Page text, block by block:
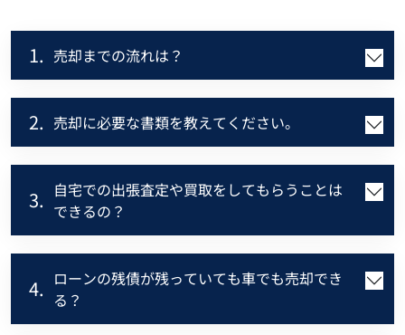
1. 売却までの流れは？
2. 売却に必要な書類を教えてください。
3. 自宅での出張査定や買取をしてもらうことは
できるの？
4. ローンの残債が残っていても車でも売却でき
る？